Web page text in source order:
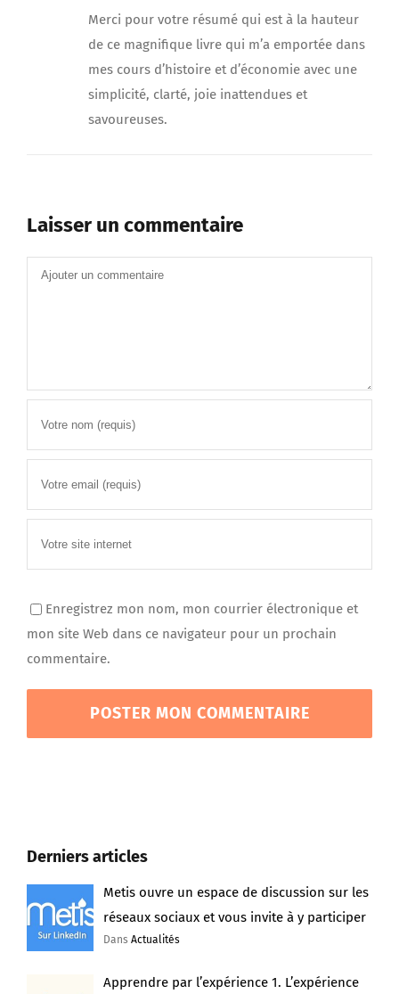
Merci pour votre résumé qui est à la hauteur
de ce magnifique livre qui m’a emportée dans
mes cours d’histoire et d’économie avec une
simplicité, clarté, joie inattendues et
savoureuses.
Laisser un commentaire
Commentaire
Enregistrez mon nom, mon courrier électronique et
mon site Web dans ce navigateur pour un prochain
commentaire.
Derniers articles
Metis ouvre un espace de discussion sur les
réseaux sociaux et vous invite à y participer
DansActualités
Apprendre par l’expérience 1. L’expérience